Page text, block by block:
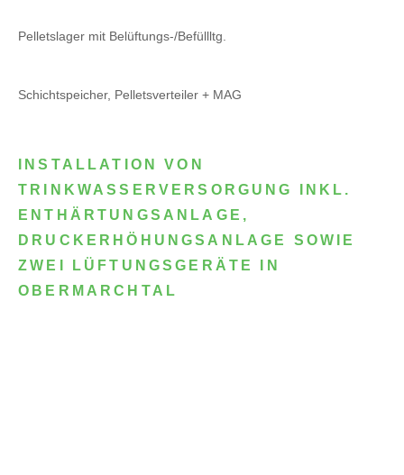
Pelletslager mit Belüftungs-/Befüllltg.
Schichtspeicher, Pelletsverteiler + MAG
INSTALLATION VON
TRINKWASSERVERSORGUNG INKL.
ENTHÄRTUNGSANLAGE,
DRUCKERHÖHUNGSANLAGE SOWIE
ZWEI LÜFTUNGSGERÄTE IN
OBERMARCHTAL